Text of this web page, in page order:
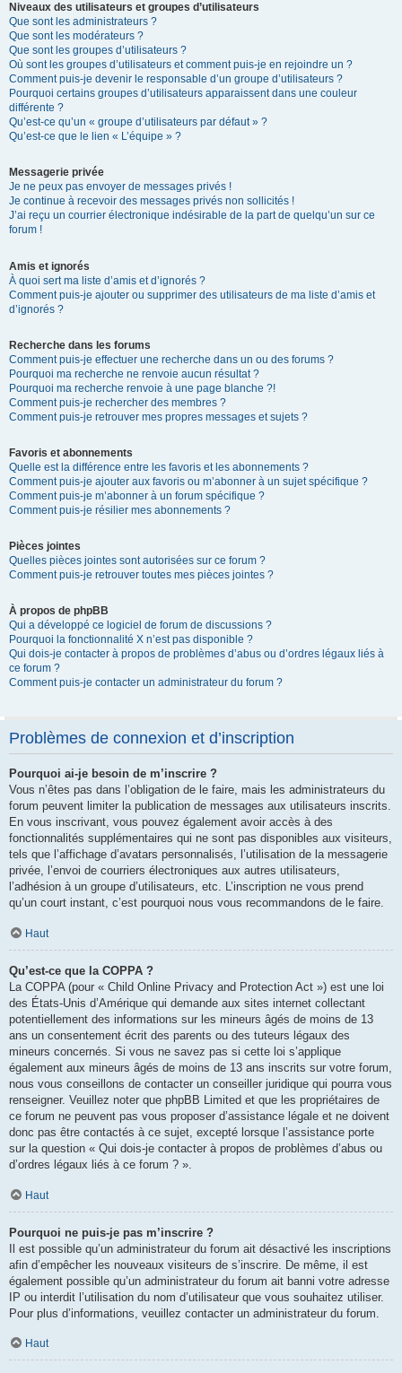
Niveaux des utilisateurs et groupes d’utilisateurs
Que sont les administrateurs ?
Que sont les modérateurs ?
Que sont les groupes d’utilisateurs ?
Où sont les groupes d’utilisateurs et comment puis-je en rejoindre un ?
Comment puis-je devenir le responsable d’un groupe d’utilisateurs ?
Pourquoi certains groupes d’utilisateurs apparaissent dans une couleur
différente ?
Qu’est-ce qu’un « groupe d’utilisateurs par défaut » ?
Qu’est-ce que le lien « L’équipe » ?
Messagerie privée
Je ne peux pas envoyer de messages privés !
Je continue à recevoir des messages privés non sollicités !
J’ai reçu un courrier électronique indésirable de la part de quelqu’un sur ce
forum !
Amis et ignorés
À quoi sert ma liste d’amis et d’ignorés ?
Comment puis-je ajouter ou supprimer des utilisateurs de ma liste d’amis et
d’ignorés ?
Recherche dans les forums
Comment puis-je effectuer une recherche dans un ou des forums ?
Pourquoi ma recherche ne renvoie aucun résultat ?
Pourquoi ma recherche renvoie à une page blanche ?!
Comment puis-je rechercher des membres ?
Comment puis-je retrouver mes propres messages et sujets ?
Favoris et abonnements
Quelle est la différence entre les favoris et les abonnements ?
Comment puis-je ajouter aux favoris ou m’abonner à un sujet spécifique ?
Comment puis-je m’abonner à un forum spécifique ?
Comment puis-je résilier mes abonnements ?
Pièces jointes
Quelles pièces jointes sont autorisées sur ce forum ?
Comment puis-je retrouver toutes mes pièces jointes ?
À propos de phpBB
Qui a développé ce logiciel de forum de discussions ?
Pourquoi la fonctionnalité X n’est pas disponible ?
Qui dois-je contacter à propos de problèmes d’abus ou d’ordres légaux liés à
ce forum ?
Comment puis-je contacter un administrateur du forum ?
Problèmes de connexion et d’inscription
Pourquoi ai-je besoin de m’inscrire ?
Vous n’êtes pas dans l’obligation de le faire, mais les administrateurs du
forum peuvent limiter la publication de messages aux utilisateurs inscrits.
En vous inscrivant, vous pouvez également avoir accès à des
fonctionnalités supplémentaires qui ne sont pas disponibles aux visiteurs,
tels que l’affichage d’avatars personnalisés, l’utilisation de la messagerie
privée, l’envoi de courriers électroniques aux autres utilisateurs,
l’adhésion à un groupe d’utilisateurs, etc. L’inscription ne vous prend
qu’un court instant, c’est pourquoi nous vous recommandons de le faire.
Haut
Qu’est-ce que la COPPA ?
La COPPA (pour « Child Online Privacy and Protection Act ») est une loi
des États-Unis d’Amérique qui demande aux sites internet collectant
potentiellement des informations sur les mineurs âgés de moins de 13
ans un consentement écrit des parents ou des tuteurs légaux des
mineurs concernés. Si vous ne savez pas si cette loi s’applique
également aux mineurs âgés de moins de 13 ans inscrits sur votre forum,
nous vous conseillons de contacter un conseiller juridique qui pourra vous
renseigner. Veuillez noter que phpBB Limited et que les propriétaires de
ce forum ne peuvent pas vous proposer d’assistance légale et ne doivent
donc pas être contactés à ce sujet, excepté lorsque l’assistance porte
sur la question « Qui dois-je contacter à propos de problèmes d’abus ou
d’ordres légaux liés à ce forum ? ».
Haut
Pourquoi ne puis-je pas m’inscrire ?
Il est possible qu’un administrateur du forum ait désactivé les inscriptions
afin d’empêcher les nouveaux visiteurs de s’inscrire. De même, il est
également possible qu’un administrateur du forum ait banni votre adresse
IP ou interdit l’utilisation du nom d’utilisateur que vous souhaitez utiliser.
Pour plus d’informations, veuillez contacter un administrateur du forum.
Haut